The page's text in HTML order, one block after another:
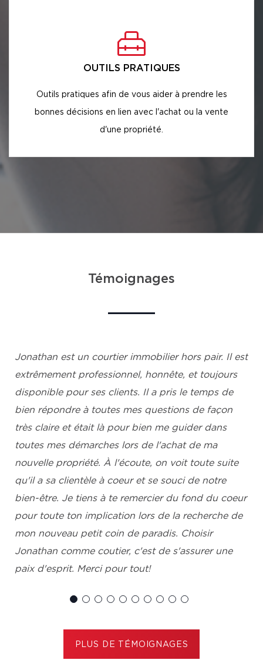
OUTILS PRATIQUES
Outils pratiques afin de vous aider à prendre les
bonnes décisions en lien avec l'achat ou la vente
d'une propriété.
Témoignages
Jonathan est un courtier immobilier hors pair. Il est
extrêmement professionnel, honnête, et toujours
disponible pour ses clients. Il a pris le temps de
bien répondre à toutes mes questions de façon
très claire et était là pour bien me guider dans
toutes mes démarches lors de l'achat de ma
nouvelle propriété. À l'écoute, on voit toute suite
qu'il a sa clientèle à coeur et se souci de notre
bien-être. Je tiens à te remercier du fond du coeur
pour toute ton implication lors de la recherche de
mon nouveau petit coin de paradis. Choisir
Jonathan comme coutier, c'est de s'assurer une
paix d'esprit. Merci pour tout!
PLUS DE TÉMOIGNAGES